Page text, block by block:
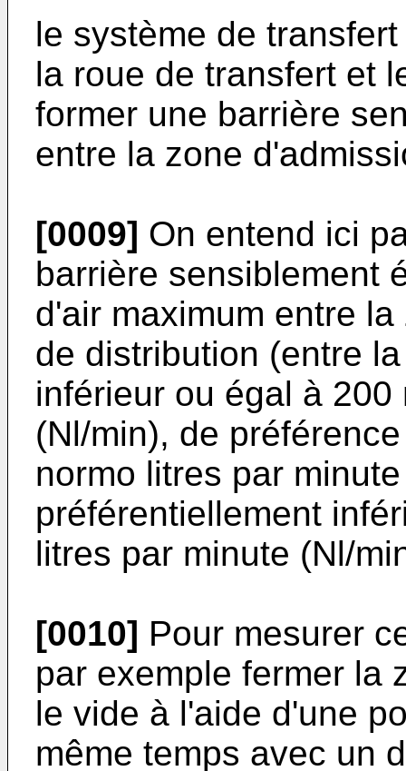
le système de
la roue de transfert et
former une barrière
entre la zone
[0009] On entend ici
barrière sensiblement
d'air maximum entre
de distribution (entre
inférieur ou égal à
(Nl/min), de
normo litres par
préférentiellement
litres par minute (Nl/
[0010] Pour mesurer
par exemple fermer la
le vide à l'aide d'une
même temps avec un